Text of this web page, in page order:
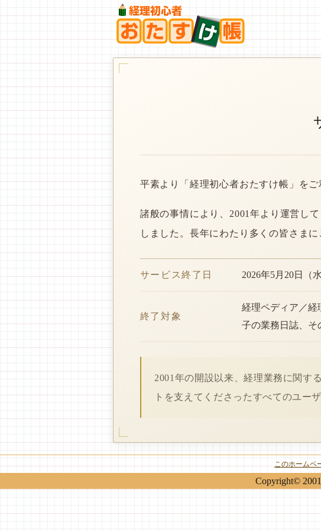
平素より「経理初心者おたすけ帳」を
諸般の事情により、2001年より運営し
しました。長年にわたり多くの皆さま
サービス終了日 2026年5月20日（水
終了対象
経理ペディア／経
子の業務日誌、そ
2001年の開設以来、経理業務に関す
トを支えてくださったすべてのユー
このホームペ
Copyright©